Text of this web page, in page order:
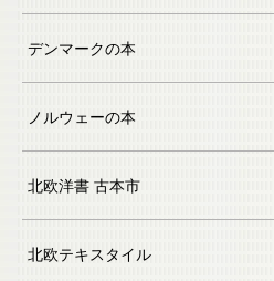
デンマークの本
ノルウェーの本
北欧洋書 古本市
北欧テキスタイル